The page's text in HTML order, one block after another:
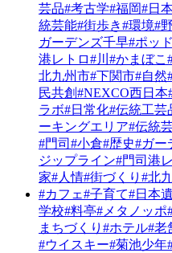
芸品#考古学#福岡#日
統芸能#街歩き#環境#
ガーデンズ千早#ポッ
港レトロ#川 #かまぼこ
北九州市#下関市#自然
民共創#NEXCO西日本
ラボ#日常化#伝統工芸
ーキングエリア#伝統
#門司 #小倉#歴史#ガー
ジップライン#門司港
家#人情#街づくり #北
#カフェ#子育て#日本
学校#料亭#メタノッポ
まちづくり #ホテル#老
#ウイスキー#菊池少年